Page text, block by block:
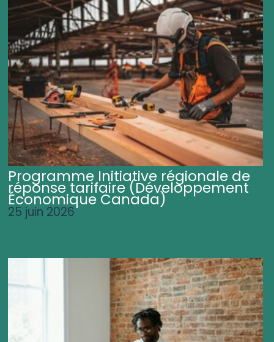
Programme Initiative régionale de
réponse tarifaire (Développement
Économique Canada)
25 juin 2026